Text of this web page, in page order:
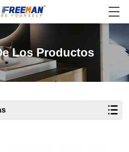
Los Productos